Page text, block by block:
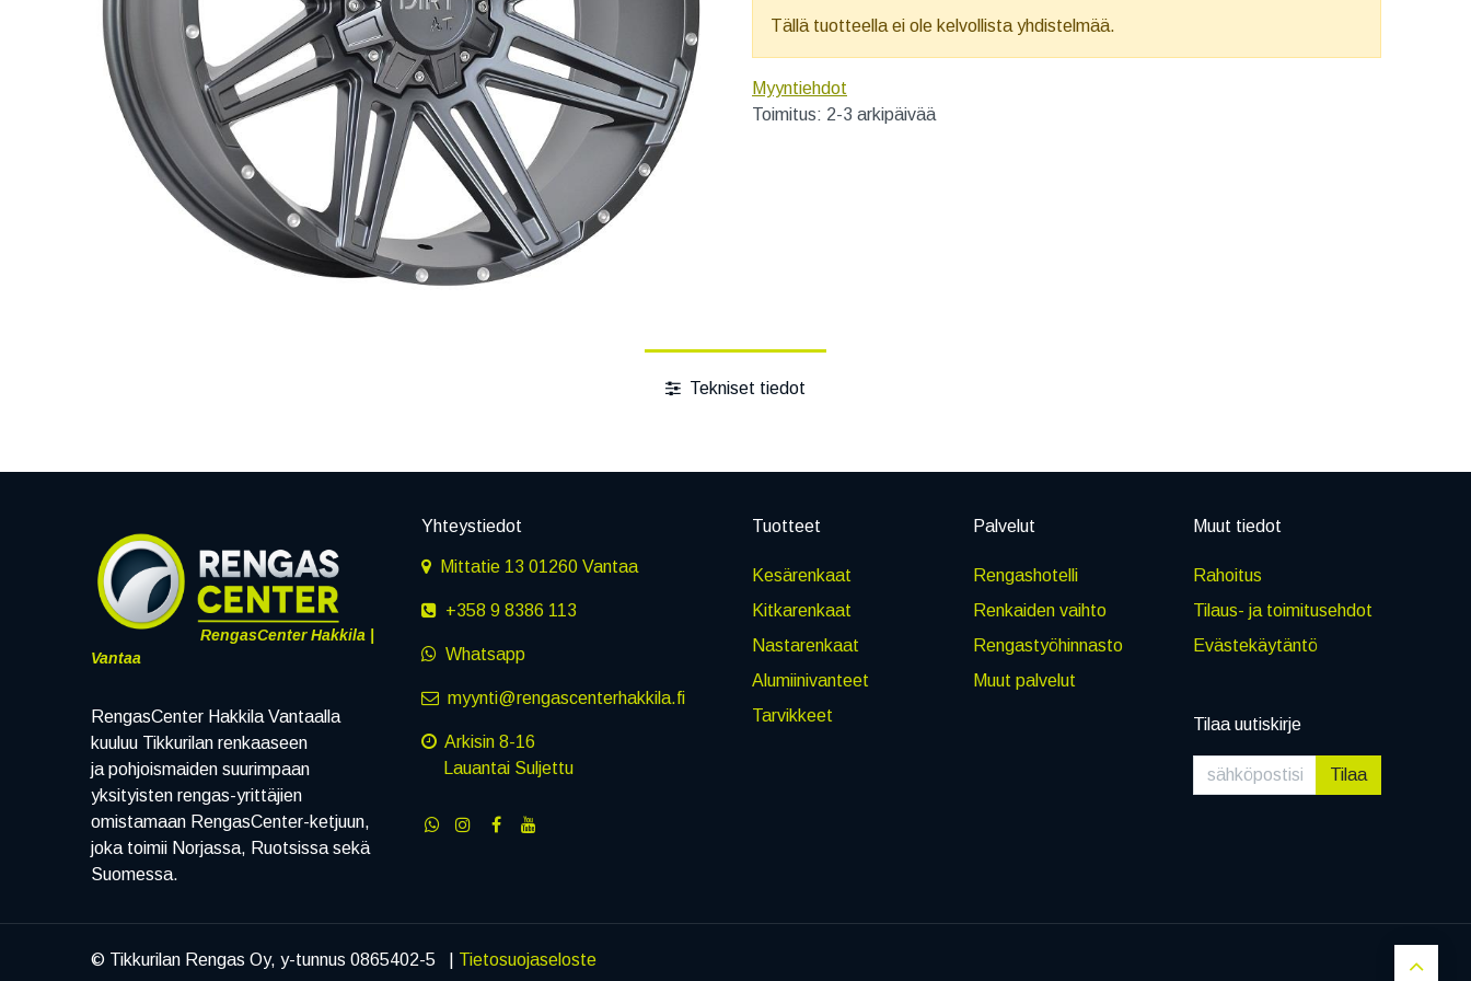
Tällä tuotteella ei ole kelvollista yhdistelmää.
Myyntiehdot
Toimitus: 2-3 arkipäivää
Tekniset tiedot
RengasCenter Hakkila |
Vantaa
RengasCenter Hakkila Vantaalla
kuuluu Tikkurilan renkaaseen
ja pohjoismaiden suurimpaan
yksityisten rengas-yrittäjien
omistamaan RengasCenter-ketjuun,
joka toimii Norjassa, Ruotsissa sekä
Suomessa.
Yhteystiedot
Mittatie 13 01260 Vantaa
+358 9 8386 113
Whatsapp
myynti@rengascenterhakkila.fi
Arkisin 8-16
Lauantai Suljettu
Tuotteet
Kesärenkaat
Kitkarenkaat
Nastarenkaat
Alumiinivanteet
Tarvikkeet
Palvelut
Rengashotelli
Renkaiden vaihto
Rengastyöhinnasto
Muut palvelut
Muut tiedot
Rahoitus
Tilaus- ja toimitusehdot
Evästekäytäntö
Tilaa uutiskirje
Tilaa
© Tikkurilan Rengas Oy, y-tunnus 0865402-5 | Tietosuojaseloste